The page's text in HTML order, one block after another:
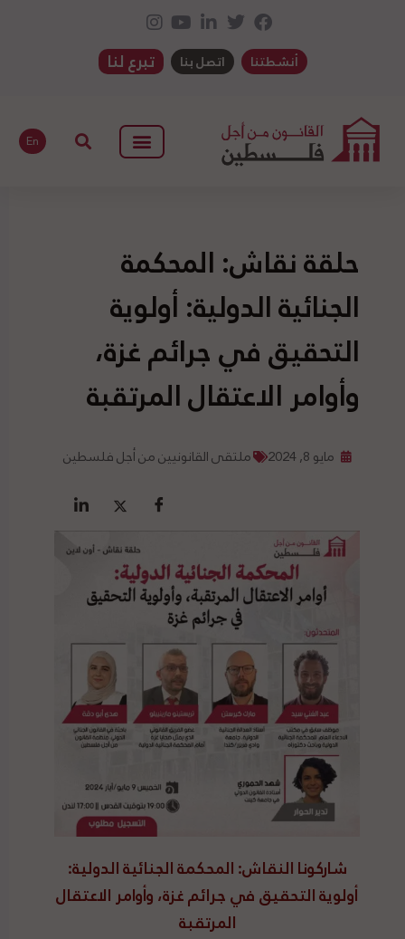
أنشطتنا اتصل بنا تبرع لنا
En
حلقة نقاش: المحكمة
الجنائية الدولية: أولوية
التحقيق في جرائم غزة،
وأوامر الاعتقال المرتقبة
مايو 8, 2024 ملتقى القانونيين من أجل فلسطين
شاركونا النقاش: المحكمة الجنائية الدولية:
أولوية التحقيق في جرائم غزة، وأوامر الاعتقال
المرتقبة